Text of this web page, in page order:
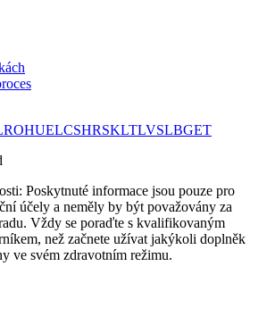
ROHUELCSHRSKLTLVSLBGET
Poskytnuté informace jsou pouze pro
účely a neměly by být považovány za
Vždy se poraďte s kvalifikovaným
než začnete užívat jakýkoli doplněk
ve svém zdravotním režimu.